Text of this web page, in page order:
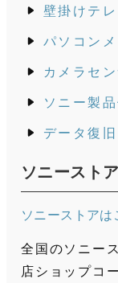
壁掛けテ
パソコン
カメラセ
ソニー製
データ復旧
ソニーストア
ソニーストアは
全国のソニー
店ショップコ